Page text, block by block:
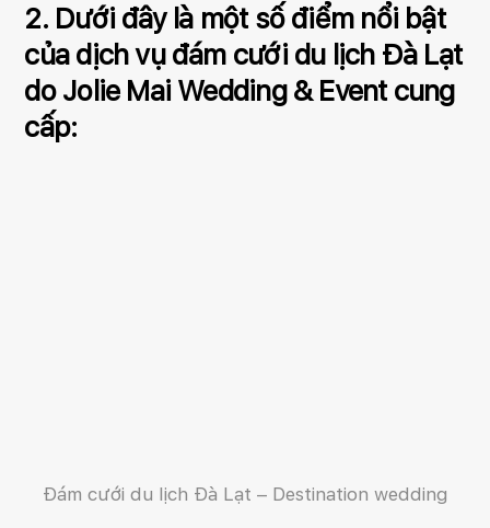
2. Dưới đây là một số điểm nổi bật
của dịch vụ đám cưới du lịch Đà Lạt
do Jolie Mai Wedding & Event cung
cấp:
Đám cưới du lịch Đà Lạt – Destination wedding